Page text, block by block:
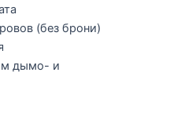
(без брони)
дымо- и